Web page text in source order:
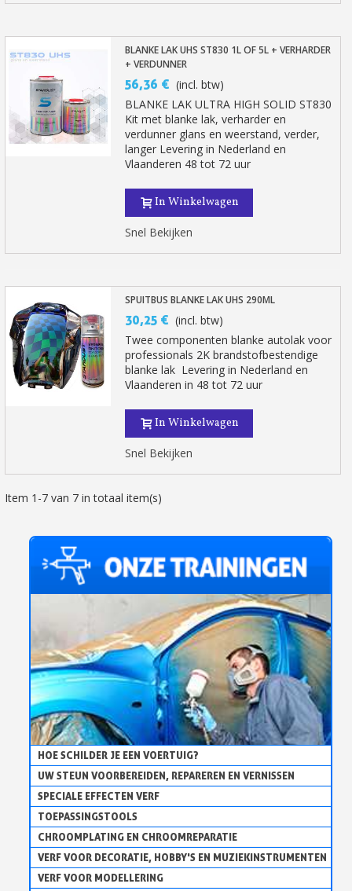
HOE SCHILDER JE EEN VOERTUIG?
UW STEUN VOORBEREIDEN, REPAREREN EN VERNISSEN
SPECIALE EFFECTEN VERF
TOEPASSINGSTOOLS
CHROOMPLATING EN CHROOMREPARATIE
VERF VOOR DECORATIE, HOBBY'S EN MUZIEKINSTRUMENTEN
VERF VOOR MODELLERING
BLANKE LAK UHS ST830 1L OF 5L + VERHARDER
+ VERDUNNER
56,36 € (incl. btw)
BLANKE LAK ULTRA HIGH SOLID ST830
Kit met blanke lak, verharder en
verdunner glans en weerstand, verder,
langer Levering in Nederland en
Vlaanderen 48 tot 72 uur
In Winkelwagen
Snel Bekijken
SPUITBUS BLANKE LAK UHS 290ML
30,25 € (incl. btw)
Twee componenten blanke autolak voor
professionals 2K brandstofbestendige
blanke lak Levering in Nederland en
Vlaanderen in 48 tot 72 uur
In Winkelwagen
Snel Bekijken
Item 1-7 van 7 in totaal item(s)